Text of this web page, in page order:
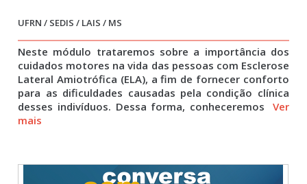
UFRN / SEDIS / LAIS / MS
Neste módulo trataremos sobre a importância dos
cuidados motores na vida das pessoas com Esclerose
Lateral Amiotrófica (ELA), a fim de fornecer conforto
para as dificuldades causadas pela condição clínica
desses indivíduos. Dessa forma, conheceremos
Ver
mais